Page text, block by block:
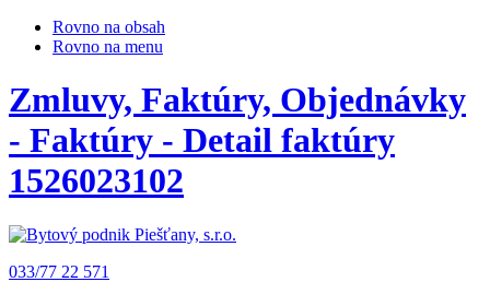
Rovno na obsah
Rovno na menu
Zmluvy, Faktúry, Objednávky
- Faktúry - Detail faktúry
1526023102
033/77 22 571